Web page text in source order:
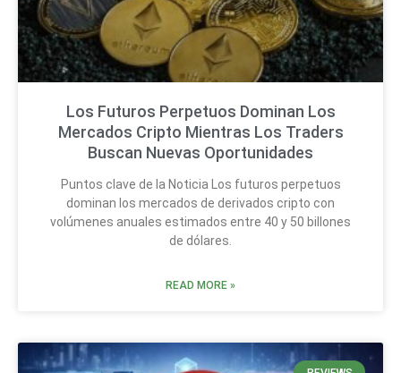
Los Futuros Perpetuos Dominan Los
Mercados Cripto Mientras Los Traders
Buscan Nuevas Oportunidades
Puntos clave de la Noticia Los futuros perpetuos
dominan los mercados de derivados cripto con
volúmenes anuales estimados entre 40 y 50 billones
de dólares.
READ MORE »